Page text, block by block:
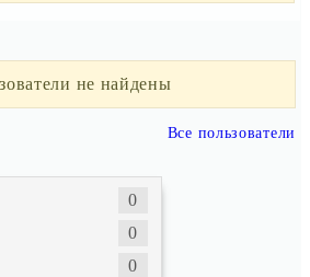
не найдены
Все пользователи
0
0
0